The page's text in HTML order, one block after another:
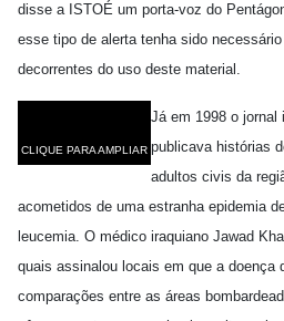
disse a ISTOÉ um porta-voz do
esse tipo de alerta tenha sido
decorrentes do uso deste material.
CLIQUE PARA AMPLIAR
Já em 1998 o jornal
publicava histórias
adultos civis da
acometidos de uma estranha epidemia
leucemia. O médico iraquiano Jawad
quais assinalou locais em que a doença
comparações entre as áreas